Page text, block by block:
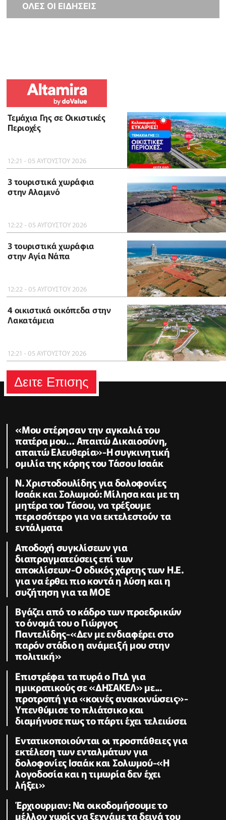
ΟΛΕΣ ΟΙ ΕΙΔΗΣΕΙΣ
Τεμάχια Γης σε Οικιστικές
Περιοχές
12:21 - 05 ΑΥΓΟΥΣΤΟΥ 2026
3 τουριστικά χωράφια
στην Αλαμινό
12:22 - 05 ΑΥΓΟΥΣΤΟΥ 2026
3 τουριστικά χωράφια
στην Αγία Νάπα
12:22 - 05 ΑΥΓΟΥΣΤΟΥ 2026
4 οικιστικά οικόπεδα στην
Λακατάμεια
12:21 - 05 ΑΥΓΟΥΣΤΟΥ 2026
Δειτε Επισης
«Μου στέρησαν την αγκαλιά του
πατέρα μου… Απαιτώ Δικαιοσύνη,
απαιτώ Ελευθερία»-Η συγκινητική
ομιλία της κόρης του Τάσου Ισαάκ
Ν. Χριστοδουλίδης για δολοφονίες
Ισαάκ και Σολωμού: Μίλησα και με τη
μητέρα του Τάσου, να τρέξουμε
περισσότερο για να εκτελεστούν τα
εντάλματα
Αποδοχή συγκλίσεων για
διαπραγματεύσεις επί των
αποκλίσεων-Ο οδικός χάρτης των Η.Ε.
για να έρθει πιο κοντά η λύση και η
συζήτηση για τα ΜΟΕ
Βγάζει από το κάδρο των προεδρικών
το όνομά του ο Γιώργος
Παντελίδης-«Δεν με ενδιαφέρει στο
παρόν στάδιο η ανάμειξή μου στην
πολιτική»
Επιστρέφει τα πυρά ο ΠτΔ για
ημικρατικούς σε «ΔΗΣΑΚΕΛ» με...
προτροπή για «κοινές ανακοινώσεις»-
Υπενθύμισε το πλιάτσικο και
διαμήνυσε πως το πάρτι έχει τελειώσει
Εντατικοποιούνται οι προσπάθειες για
εκτέλεση των ενταλμάτων για
δολοφονίες Ισαάκ και Σολωμού-«Η
λογοδοσία και η τιμωρία δεν έχει
λήξει»
Έρχιουρμαν: Να οικοδομήσουμε το
μέλλον χωρίς να ξεχνάμε τα δεινά του